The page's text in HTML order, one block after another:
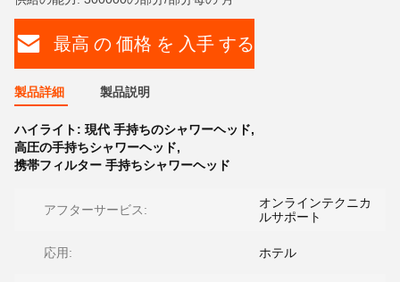
最高 の 価格 を 入手 する
製品詳細 製品説明
ハイライト: 現代 手持ちのシャワーヘッド,
高圧の手持ちシャワーヘッド,
携帯フィルター 手持ちシャワーヘッド
アフターサービス:
オンラインテクニカ
ルサポート
応用: ホテル